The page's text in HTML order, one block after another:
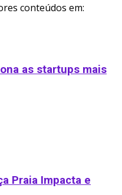
as startups mais
Praia Impacta e
conteúdos em: